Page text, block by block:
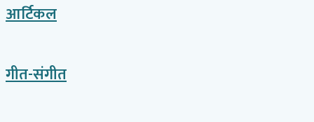
आर्टिकल
गीत-संगीत